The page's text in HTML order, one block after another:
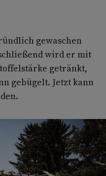
gewaschen
wird er mit
getränkt,
gebügelt. Jetzt kann